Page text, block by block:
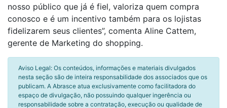
nosso público que já é fiel, valoriza quem compra
conosco e é um incentivo também para os lojistas
fidelizarem seus clientes”, comenta Aline Cattem,
gerente de Marketing do shopping.
Aviso Legal: Os conteúdos, informações e materiais divulgados
nesta seção são de inteira responsabilidade dos associados que os
publicam. A Abrasce atua exclusivamente como facilitadora do
espaço de divulgação, não possuindo qualquer ingerência ou
responsabilidade sobre a contratação, execução ou qualidade de